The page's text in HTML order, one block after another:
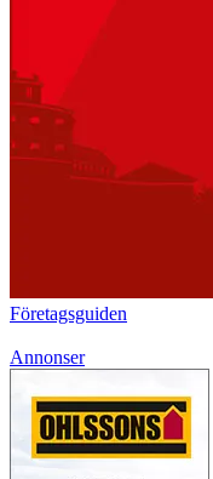
Företagsguiden
Annonser